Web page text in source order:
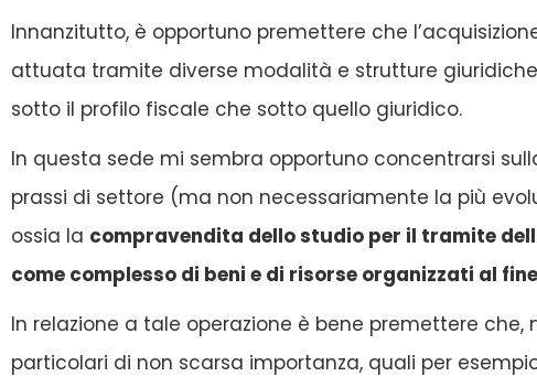
Innanzitutto, è opportuno premettere che
attuata tramite diverse modalità e strutture
sotto il profilo fiscale che sotto quello giuridico.
In questa sede mi sembra opportuno concentrarsi
prassi di settore (ma non necessariamente la più
ossia la compravendita dello studio per il tramite
come complesso di beni e di risorse organizzati al
In relazione a tale operazione è bene premettere che,
particolari di non scarsa importanza, quali per